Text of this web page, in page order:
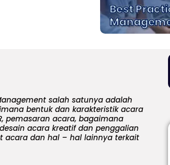
salah satunya adalah
bentuk dan karakteristik acara
pemasaran acara, bagaimana
acara kreatif dan penggalian
acara dan hal – hal lainnya terkait